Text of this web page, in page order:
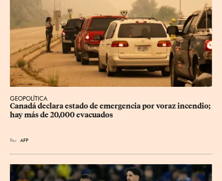
GEOPOLÍTICA
Canadá declara estado de emergencia por voraz incendio;
hay más de 20,000 evacuados
Por AFP